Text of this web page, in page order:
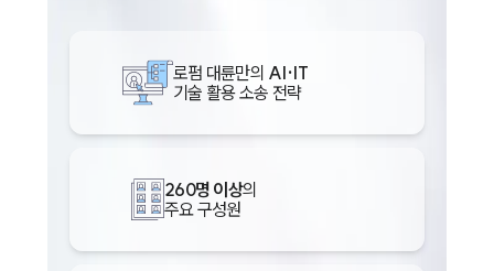
로펌 대륜만의 AI·IT
기술 활용 소송 전략
260명 이상의
주요 구성원